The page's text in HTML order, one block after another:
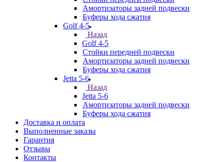
Амортизаторы задней подвески
Буферы хода сжатия
Golf 4-5
Назад
Golf 4-5
Стойки передней подвески
Амортизаторы задней подвески
Буферы хода сжатия
Jetta 5-6
Назад
Jetta 5-6
Амортизаторы задней подвески
Буферы хода сжатия
Доставка и оплата
Выполненные заказы
Гарантия
Отзывы
Контакты